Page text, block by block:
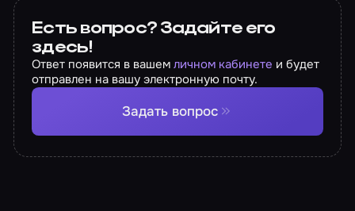
Есть вопрос? Задайте его
здесь!
Ответ появится в вашемличном кабинете и будет
отправлен на вашу электронную почту.
Задать вопрос